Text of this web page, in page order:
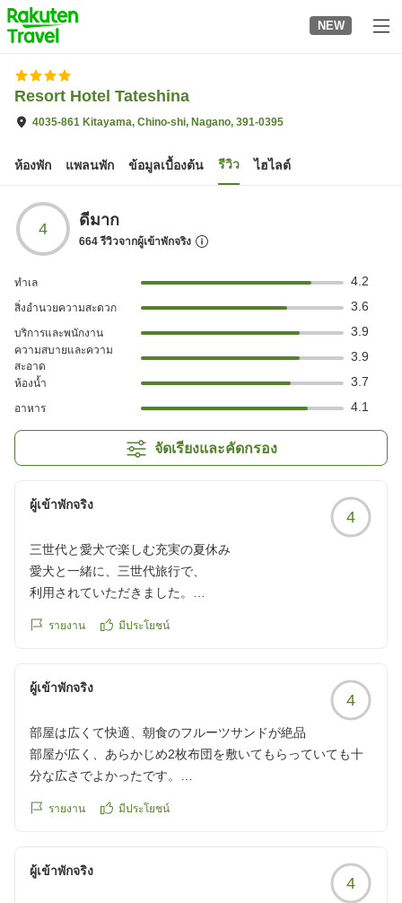
to
top
page
NEW
Resort Hotel Tateshina
4035-861 Kitayama, Chino-shi, Nagano, 391-0395
ห้องพัก แพลนพัก ข้อมูลเบื้องต้น รีวิว ไฮไลต์
4 ดีมาก
664รีวิวจากผู้เข้าพักจริง
ทำเล 4.2
สิ่งอำนวยความสะดวก 3.6
บริการและพนักงาน 3.9
ความสบายและความ
สะอาด
3.9
ห้องน้ำ 3.7
อาหาร 4.1
จัดเรียงและคัดกรอง
ผู้เข้าพักจริง
4
三世代と愛犬で楽しむ充実の夏休み
愛犬と一緒に、三世代旅行で、
利用されていただきました。
が、今回は、私夫息子は、愛犬と泊まれるドックルームコネ
た。
ホテルの外観は、古い感じでしたが、
チェックイン前にプールの利用をしました。
孫達はとても楽しそうにはしゃいでいて、
プールサイドにサウナもあり、息子はサウナとプールを行き
来して楽しんでいました。
ホテルの方の配慮に感謝致します。
共にバイキングで、品数も多くはないものの、とても満足の
รายงาน มีประโยชน์
ผู้เข้าพักจริง
4
部屋は広くて快適、朝食のフルーツサンドが絶品
部屋が広く、あらかじめ2枚布団を敷いてもらっていても十
分な広さでよかったです。
チェックインが17:30頃になりそうだったので、
夕飯は19:45の枠しか空いていないと言われ、驚きました。
あらかじめホテルに夕飯の時間を確認しておけばよかったで
รายงาน มีประโยชน์
ผู้เข้าพักจริง
4